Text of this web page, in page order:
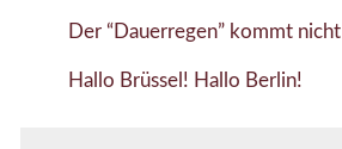
Der “Dauerregen” kommt nicht
Hallo Brüssel! Hallo Berlin!